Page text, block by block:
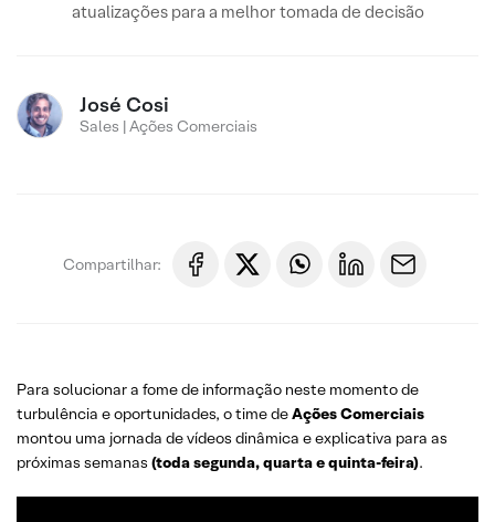
atualizações para a melhor tomada de decisão
José Cosi
Sales | Ações Comerciais
Compartilhar:
Para solucionar a fome de informação neste momento de
turbulência e oportunidades, o time deAções Comerciais
montou uma jornada de vídeos dinâmica e explicativa para as
próximas semanas (toda segunda, quarta e quinta-feira).